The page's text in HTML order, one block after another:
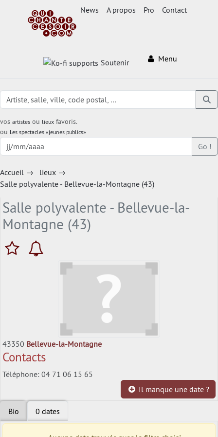
News A propos Pro Contact
Soutenir Menu
vos artistes ou lieux favoris.
ou Les spectacles «jeunes publics»
Go !
Accueil → lieux →
Salle polyvalente - Bellevue-la-Montagne (43)
Salle polyvalente - Bellevue-la-
Montagne (43)
43350 Bellevue-la-Montagne
Contacts
Téléphone: 04 71 06 15 65
Il manque une date ?
Bio 0 dates